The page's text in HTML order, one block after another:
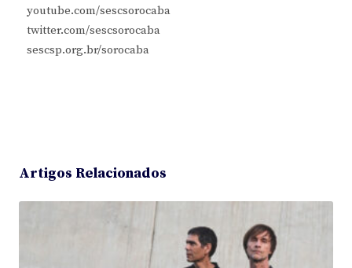
youtube.com/sescsorocaba
twitter.com/sescsorocaba
sescsp.org.br/sorocaba
Artigos Relacionados